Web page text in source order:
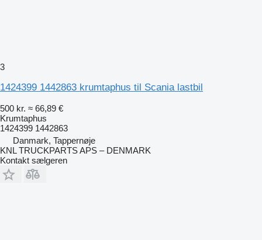
3
1424399 1442863 krumtaphus til Scania lastbil
500 kr. ≈ 66,89 €
Krumtaphus
1424399 1442863
Danmark, Tappernøje
KNL TRUCKPARTS APS – DENMARK
Kontakt sælgeren